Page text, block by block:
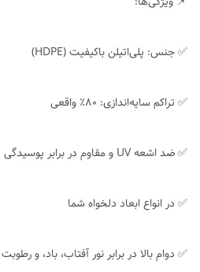
✅ جنس: پلی‌اتیلن باکیفیت (HDPE)
✅ تراکم سایه‌اندازی: ۸۰٪ واقعی
✅ ضد اشعه UV و مقاوم در برابر پوسیدگی
✅ در انواع ابعاد دلخواه شما
✅ دوام بالا در برابر نور آفتاب، باد، و رطوبت